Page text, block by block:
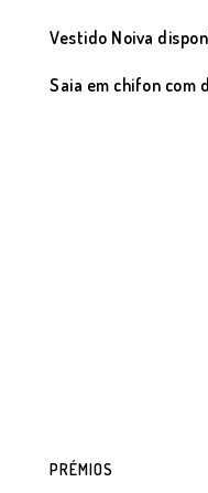
Vestido Noiva
Saia em chifon com
PRÉMIOS